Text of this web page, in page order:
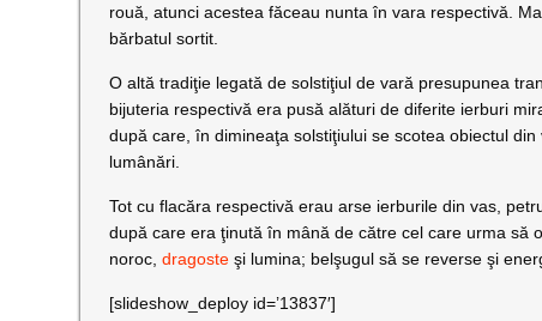
rouă, atunci acestea făceau nunta în vara respectivă.
bărbatul sortit.
O altă tradiţie legată de solstiţiul de vară presupunea
bijuteria respectivă era pusă alături de diferite ierburi
după care, în dimineaţa solstiţiului se scotea obiectul
lumânări.
Tot cu flacăra respectivă erau arse ierburile din vas,
după care era ţinută în mână de către cel care urma să
noroc,dragoste şi lumina; belşugul să se reverse şi
[slideshow_deploy id=’13837′]